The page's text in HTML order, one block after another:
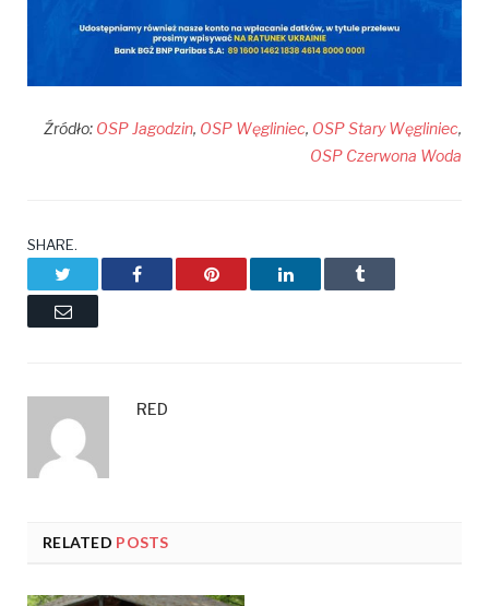
Źródło: OSP Jagodzin, OSP Węgliniec, OSP Stary Węgliniec,
OSP Czerwona Woda
SHARE.
TwitterFacebookPinterestLinkedInTumblr
Email
RED
RELATED POSTS